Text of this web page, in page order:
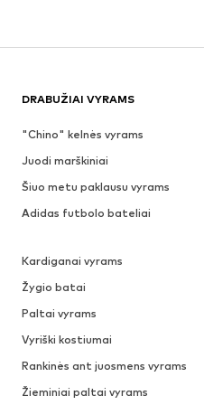
DRABUŽIAI VYRAMS
"Chino" kelnės vyrams
Juodi marškiniai
Šiuo metu paklausu vyrams
Adidas futbolo bateliai
Kardiganai vyrams
Žygio batai
Paltai vyrams
Vyriški kostiumai
Rankinės ant juosmens vyrams
Žieminiai paltai vyrams